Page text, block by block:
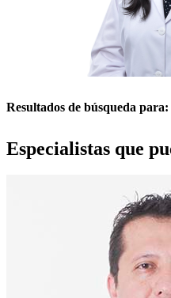
Resultados de búsqueda para:
Especialistas que